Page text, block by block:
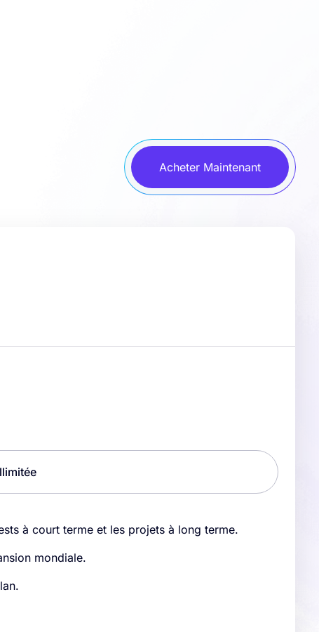
Acheter Maintenant
à court terme et les projets à long terme.
mondiale.